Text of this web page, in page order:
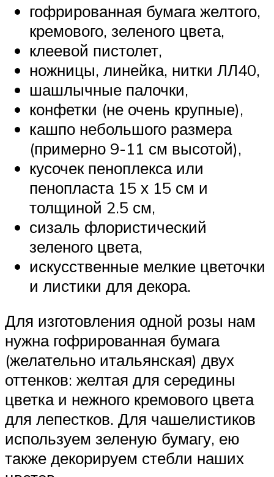
гофрированная бумага желтого,
кремового, зеленого цвета,
клеевой пистолет,
ножницы, линейка, нитки ЛЛ40,
шашлычные палочки,
конфетки (не очень крупные),
кашпо небольшого размера
(примерно 9-11 см высотой),
кусочек пеноплекса или
пенопласта 15 х 15 см и
толщиной 2.5 см,
сизаль флористический
зеленого цвета,
искусственные мелкие цветочки
и листики для декора.
Для изготовления одной розы нам
нужна гофрированная бумага
(желательно итальянская) двух
оттенков: желтая для середины
цветка и нежного кремового цвета
для лепестков. Для чашелистиков
используем зеленую бумагу, ею
также декорируем стебли наших